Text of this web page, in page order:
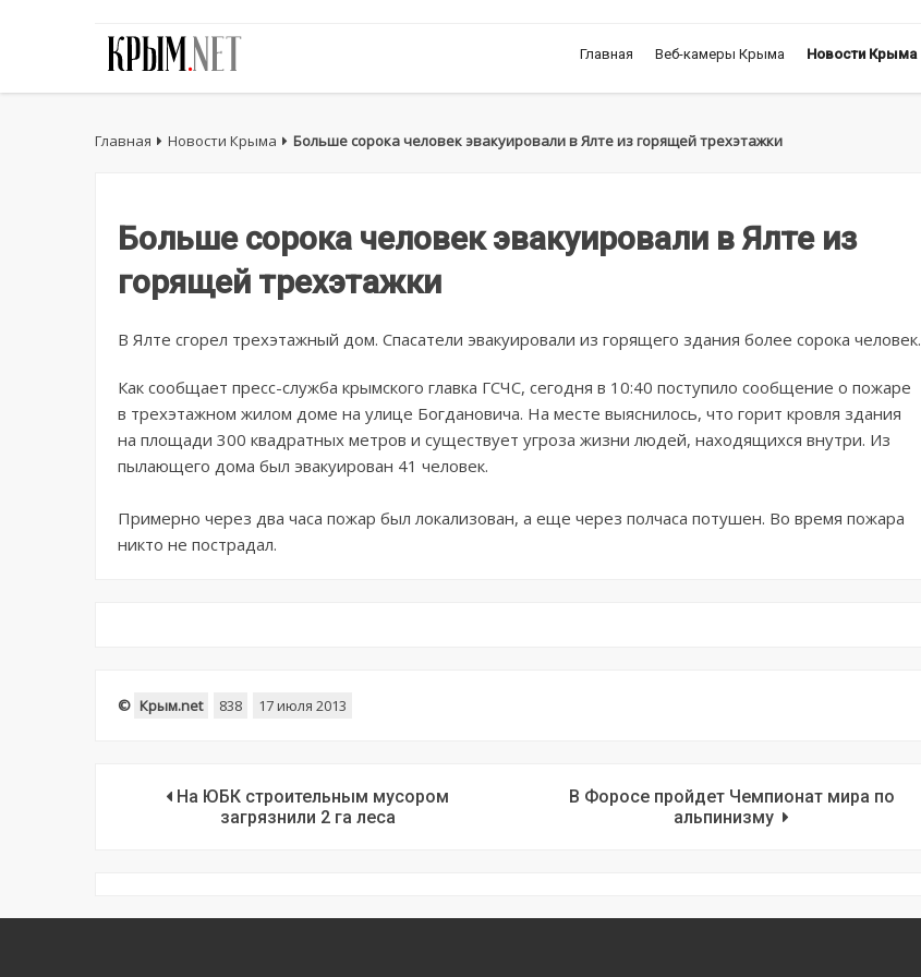
Главная Веб-камеры Крыма Новости Крыма
Главная Новости Крыма Больше сорока человек эвакуировали в Ялте из горящей трехэтажки
Больше сорока человек эвакуировали в Ялте из
горящей трехэтажки
В Ялте сгорел трехэтажный дом. Спасатели эвакуировали из горящего здания более сорока человек.
Как сообщает пресс-служба крымского главка ГСЧС, сегодня в 10:40 поступило сообщение о пожаре
в трехэтажном жилом доме на улице Богдановича. На месте выяснилось, что горит кровля здания
на площади 300 квадратных метров и существует угроза жизни людей, находящихся внутри. Из
пылающего дома был эвакуирован 41 человек.
Примерно через два часа пожар был локализован, а еще через полчаса потушен. Во время пожара
никто не пострадал.
© Крым.net 838 17 июля 2013
На ЮБК строительным мусором
загрязнили 2 га леса
В Форосе пройдет Чемпионат мира по
альпинизму